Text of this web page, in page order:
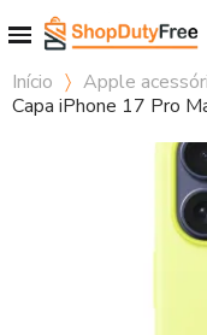
Início Apple
Capa iPhone 17 Pro